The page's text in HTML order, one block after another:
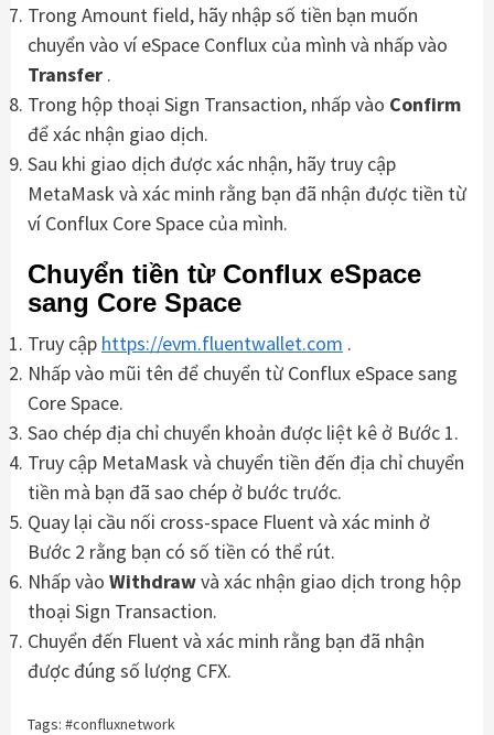
Trong Amount field, hãy nhập số tiền bạn muốn
chuyển vào ví eSpace Conflux của mình và nhấp vào
Transfer .
Trong hộp thoại Sign Transaction, nhấp vào Confirm
để xác nhận giao dịch.
Sau khi giao dịch được xác nhận, hãy truy cập
MetaMask và xác minh rằng bạn đã nhận được tiền từ
ví Conflux Core Space của mình.
Chuyển tiền từ Conflux eSpace
sang Core Space
Truy cập https://evm.fluentwallet.com .
Nhấp vào mũi tên để chuyển từ Conflux eSpace sang
Core Space.
Sao chép địa chỉ chuyển khoản được liệt kê ở Bước 1.
Truy cập MetaMask và chuyển tiền đến địa chỉ chuyển
tiền mà bạn đã sao chép ở bước trước.
Quay lại cầu nối cross-space Fluent và xác minh ở
Bước 2 rằng bạn có số tiền có thể rút.
Nhấp vào Withdrawvà xác nhận giao dịch trong hộp
thoại Sign Transaction.
Chuyển đến Fluent và xác minh rằng bạn đã nhận
được đúng số lượng CFX.
Tags: #confluxnetwork